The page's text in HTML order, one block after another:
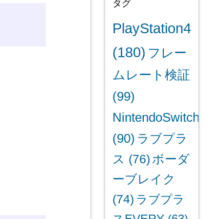
タグ
PlayStation4
(180) フレー
ムレート検証
(99)
NintendoSwitch
(90) ラブプラ
ス (76) ボーダ
ーブレイク
(74) ラブプラ